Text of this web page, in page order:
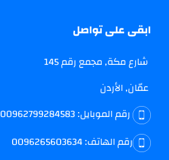
ابقى على تواصل
شارع مكة, مجمع رقم 145
عمّان, الأردن
رقم الموبايل:00962799284583
رقم الهاتف:0096265603634